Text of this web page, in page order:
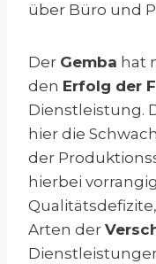
über Büro und
Der Gemba hat
den Erfolg der
Dienstleistung.
hier die
der
hierbei
Arten der